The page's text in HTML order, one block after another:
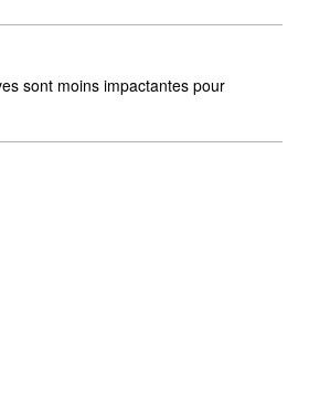
sont moins impactantes pour